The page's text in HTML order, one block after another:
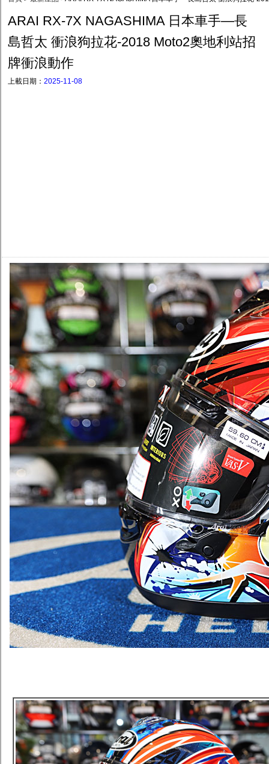
ARAI RX-7X NAGASHIMA 日本車手—長
島哲太 衝浪狗拉花-2018 Moto2奧地利站招
牌衝浪動作
上載日期： 2025-11-08